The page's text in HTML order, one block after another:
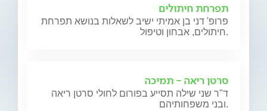
תפרחת חיתולים
פרופ' דני בן אמיתי ישיב לשאלות בנושא תפרחת
חיתולים, אבחון וטיפול.
סרטן ריאה - תמיכה
ד"ר שני שילה תסייע בפורום לחולי סרטן ריאה
ובני משפחותיהם.